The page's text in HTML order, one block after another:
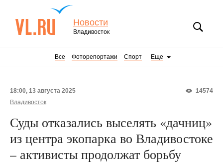
Новости
Владивосток
Все Фоторепортажи Спорт Еще
14574
18:00, 13 августа 2025
Владивосток
Суды отказались выселять «дачниц»
из центра экопарка во Владивостоке
– активисты продолжат борьбу